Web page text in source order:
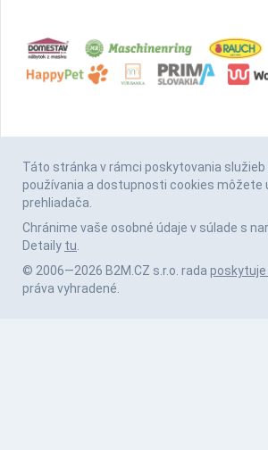
Táto stránka v rámci poskytovania služieb
používania a dostupnosti cookies môžete
prehliadača.
Chránime vaše osobné údaje v súlade s
Detaily tu.
© 2006—2026 B2M.CZ s.r.o. rada
práva vyhradené.